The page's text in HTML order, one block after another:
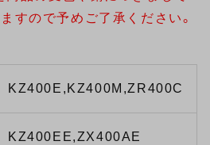
すので予めご了承ください。
KZ400E,KZ400M,ZR400C
KZ400EE,ZX400AE